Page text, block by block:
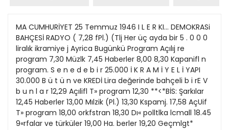
Evleniyoruz
Güney Dogu
Kitap Eki
Özel Ekler
Özel Okullar
Sevgililer Günü
1991
1990
1989
1988
1987
1986
19
20
21
22
23
24
MA CUMHURİYET 25 Temmuz 1946 I L E R KI... DEMOKRASi
BAHÇESİ RADYO ( 7,28 fPl.) (Tlj Her üç ayda bir 5 . 0 0 0
liralık ikramiye j Ayrica Bugünkü Program Açılıj re
program 7,30 Müzlk 7,45 Haberler 8,00 8,30 Kapanifl n
program. S e n e d e b i r 25.000 İ K R A M İ Y E L İ YAPI
30.000 B ü t ü n ve KREDİ Lira değerinde bahçeli b i rE V
b u n l a r 12,29 Açılifl T» program 12,30 **<*BİS: Şarkılar
12,45 Haberler 13,00 Mılzik (Pl.) 13,30 Kspamj. 17,58 AçUif
T» program 18,00 orkfstran 18,30 Dı« polltlka lcmall 18.45
9«rfalar ve türküler 19,00 Ha. berler 19,20 Geçmlgt*